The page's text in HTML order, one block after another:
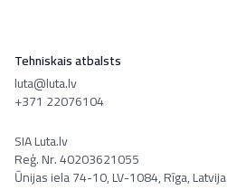
Tehniskais atbalsts
luta@luta.lv
+371 22076104
SIA Luta.lv
Reģ. Nr. 40203621055
Ūnijas iela 74-10, LV-1084, Rīga, Latvija